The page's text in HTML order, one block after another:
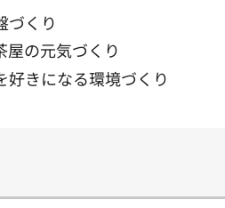
づくり
屋の元気づくり
好きになる環境づくり